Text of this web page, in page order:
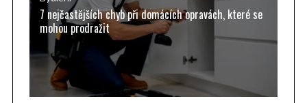
7 nejčastějších chyb při domácích opravách, které se
mohou prodražit